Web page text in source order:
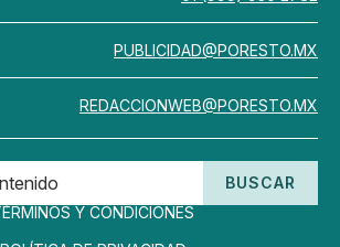
PUBLICIDAD@PORESTO.MX
REDACCIONWEB@PORESTO.MX
BUSCAR
Y CONDICIONES